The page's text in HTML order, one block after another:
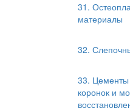
31.
материалы
32.
33.
коронок и